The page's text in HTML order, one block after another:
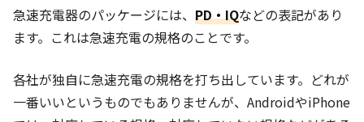
急速充電器のパッケージには、 PD・IQなどの表記があり
ます。これは急速充電の規格のことです。
各社が独自に急速充電の規格を打ち出しています。どれが
一番いいというものでもありませんが、AndroidやiPhone